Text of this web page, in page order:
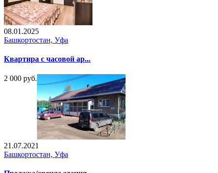
08.01.2025
Башкортостан, Уфа
Квартира с часовой ар...
2 000 руб.
21.07.2021
Башкортостан, Уфа